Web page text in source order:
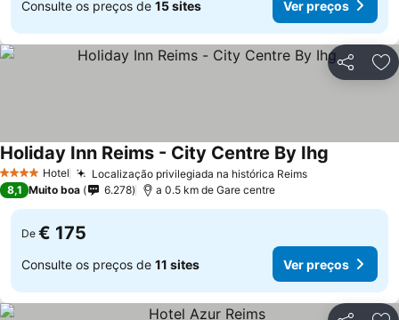
Consulte os preços de 15 sites Ver preços
Partilhar
4 EstrelasHotel Localização privilegiada na histórica Reims
Holiday Inn Reims - City Centre By Ihg
8,1 Muito boa 6.278 a 0.5 km de Gare centre
De € 175
Consulte os preços de 11 sites Ver preços